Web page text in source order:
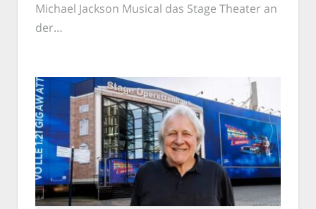
Michael Jackson Musical das Stage Theater an
der…